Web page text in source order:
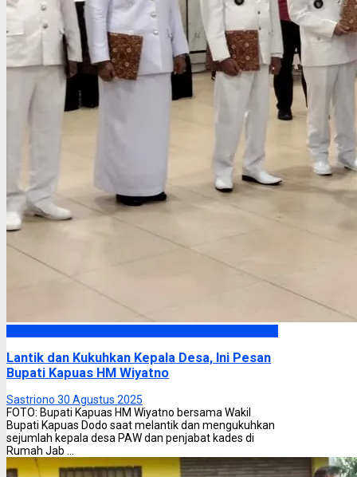
Lantik dan Kukuhkan Kepala Desa, Ini Pesan
Bupati Kapuas HM Wiyatno
Sastriono 30 Agustus 2025
FOTO: Bupati Kapuas HM Wiyatno bersama Wakil
Bupati Kapuas Dodo saat melantik dan mengukuhkan
sejumlah kepala desa PAW dan penjabat kades di
Rumah Jab ...